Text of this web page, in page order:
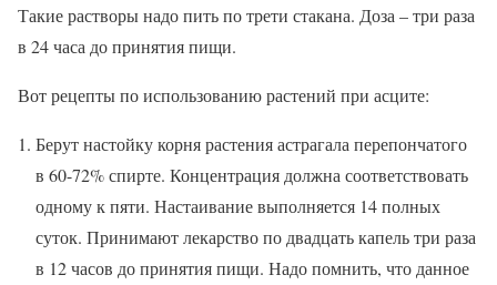
Такие растворы надо пить по трети стакана. Доза – три раза
в 24 часа до принятия пищи.
Вот рецепты по использованию растений при асците:
Берут настойку корня растения астрагала перепончатого
в 60-72% спирте. Концентрация должна соответствовать
одному к пяти. Настаивание выполняется 14 полных
суток. Принимают лекарство по двадцать капель три раза
в 12 часов до принятия пищи. Надо помнить, что данное